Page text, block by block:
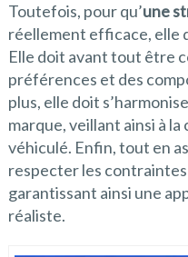
Toutefois, pour qu’une
réellement efficace, elle
Elle doit avant tout être
préférences et des
plus, elle doit
marque, veillant ainsi à
véhiculé. Enfin, tout en
respecter les
garantissant ainsi une
réaliste.